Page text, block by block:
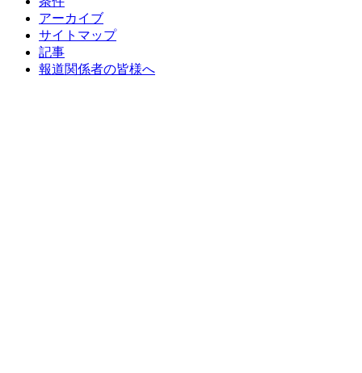
アーカイブ
サイトマップ
記事
報道関係者の皆様へ